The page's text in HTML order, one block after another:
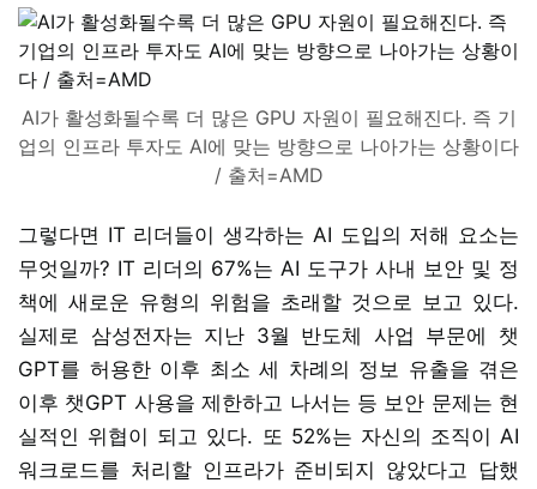
AI가 활성화될수록 더 많은 GPU 자원이 필요해진다. 즉 기
업의 인프라 투자도 AI에 맞는 방향으로 나아가는 상황이다
/ 출처=AMD
그렇다면 IT 리더들이 생각하는 AI 도입의 저해 요소는
무엇일까? IT 리더의 67%는 AI 도구가 사내 보안 및 정
책에 새로운 유형의 위험을 초래할 것으로 보고 있다.
실제로 삼성전자는 지난 3월 반도체 사업 부문에 챗
GPT를 허용한 이후 최소 세 차례의 정보 유출을 겪은
이후 챗GPT 사용을 제한하고 나서는 등 보안 문제는 현
실적인 위협이 되고 있다. 또 52%는 자신의 조직이 AI
워크로드를 처리할 인프라가 준비되지 않았다고 답했